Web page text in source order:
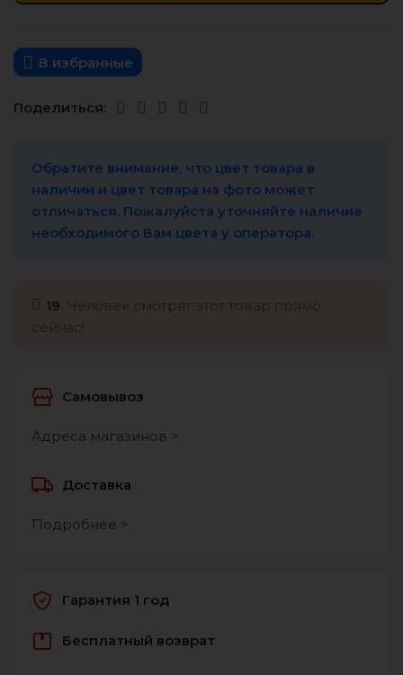
В избранные
Поделиться:
Обратите внимание, что цвет товара в
наличии и цвет товара на фото может
отличаться. Пожалуйста уточняйте наличие
необходимого Вам цвета у оператора.
19
Самовывоз
Адреса магазинов >
Доставка
Подробнее >
Гарантия 1 год
Бесплатный возврат